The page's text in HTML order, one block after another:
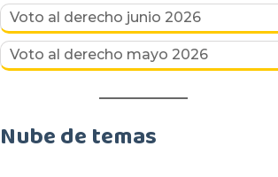
Voto al derecho junio 2026
Voto al derecho mayo 2026
Nube de temas